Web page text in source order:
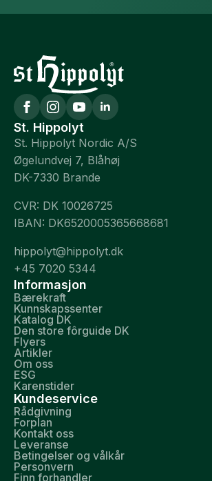
St. Hippolyt
St. Hippolyt Nordic A/S
Øgelundvej 7, Blåhøj
DK-7330 Brande
CVR: DK 10026725
IBAN: DK6520005365668681
hippolyt@hippolyt.dk
+45 7020 5344
Informasjon
Bærekraft
Kunnskapssenter
Katalog DK
Den store fôrguide DK
Flyers
Artikler
Om oss
ESG
Karenstider
Kundeservice
Rådgivning
Forplan
Kontakt oss
Leveranse
Betingelser og vålkår
Personvern
Finn forhandler